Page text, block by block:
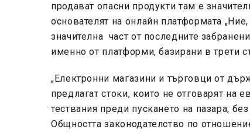
продават опасни продукти там е
основателят на онлайн платформата
значителна част от последните
именно от платформи, базирани в трети
„Електронни магазини и търговци от
предлагат стоки, които не отговарят на
тествания преди пускането на пазара;
Общността законодателство по